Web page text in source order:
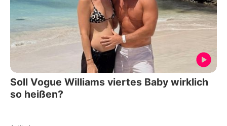
Soll Vogue Williams viertes Baby wirklich
so heißen?